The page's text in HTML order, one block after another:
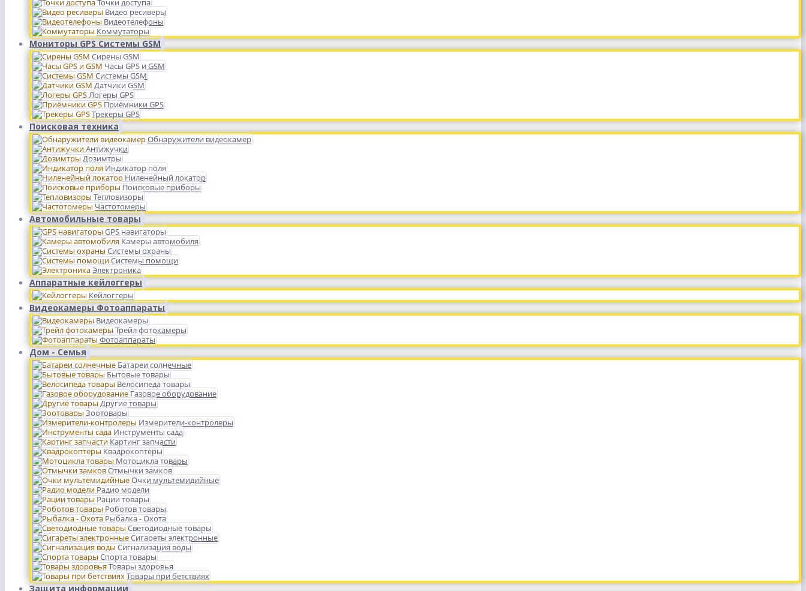
Точки доступа
Видео ресиверы
Видеотелефоны
Коммутаторы
Мониторы GPS Системы GSM
Сирены GSM
Часы GPS и GSM
Системы GSM
Датчики GSM
Логеры GPS
Приёмники GPS
Трекеры GPS
Поисковая техника
Обнаружители видеокамер
Антижучки
Дозимтры
Индикатор поля
Ниленейный локатор
Поисковые приборы
Тепловизоры
Частотомеры
Автомобильные товары
GPS навигаторы
Камеры автомобиля
Системы охраны
Системы помощи
Электроника
Аппаратные кейлоггеры
Кейлоггеры
Видеокамеры Фотоаппараты
Видеокамеры
Трейл фотокамеры
Фотоаппараты
Дом - Семья
Батареи солнечные
Бытовые товары
Велосипеда товары
Газовое оборудование
Другие товары
Зоотовары
Измерители-контролеры
Инструменты сада
Картинг запчасти
Квадрокоптеры
Мотоцикла товары
Отмычки замков
Очки мультемидийные
Радио модели
Рации товары
Роботов товары
Рыбалка - Охота
Светодиодные товары
Сигареты электронные
Сигнализация воды
Спорта товары
Товары здоровья
Товары при бетствиях
Защита информации